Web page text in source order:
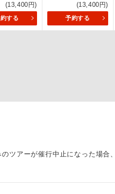
(13,400円)
する
(13,400円)
予約する
ツアーが催行中止になった場合
立ち寄るコースです。
するコースです。
ず、ガイドさんの説明をじっ